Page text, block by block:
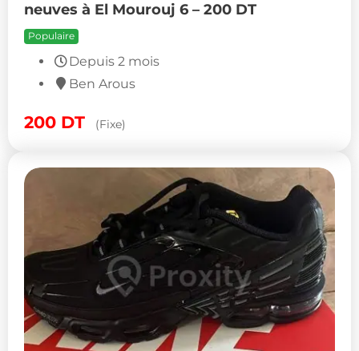
neuves à El Mourouj 6 – 200 DT
Populaire
Depuis 2 mois
Ben Arous
200 DT (Fixe)